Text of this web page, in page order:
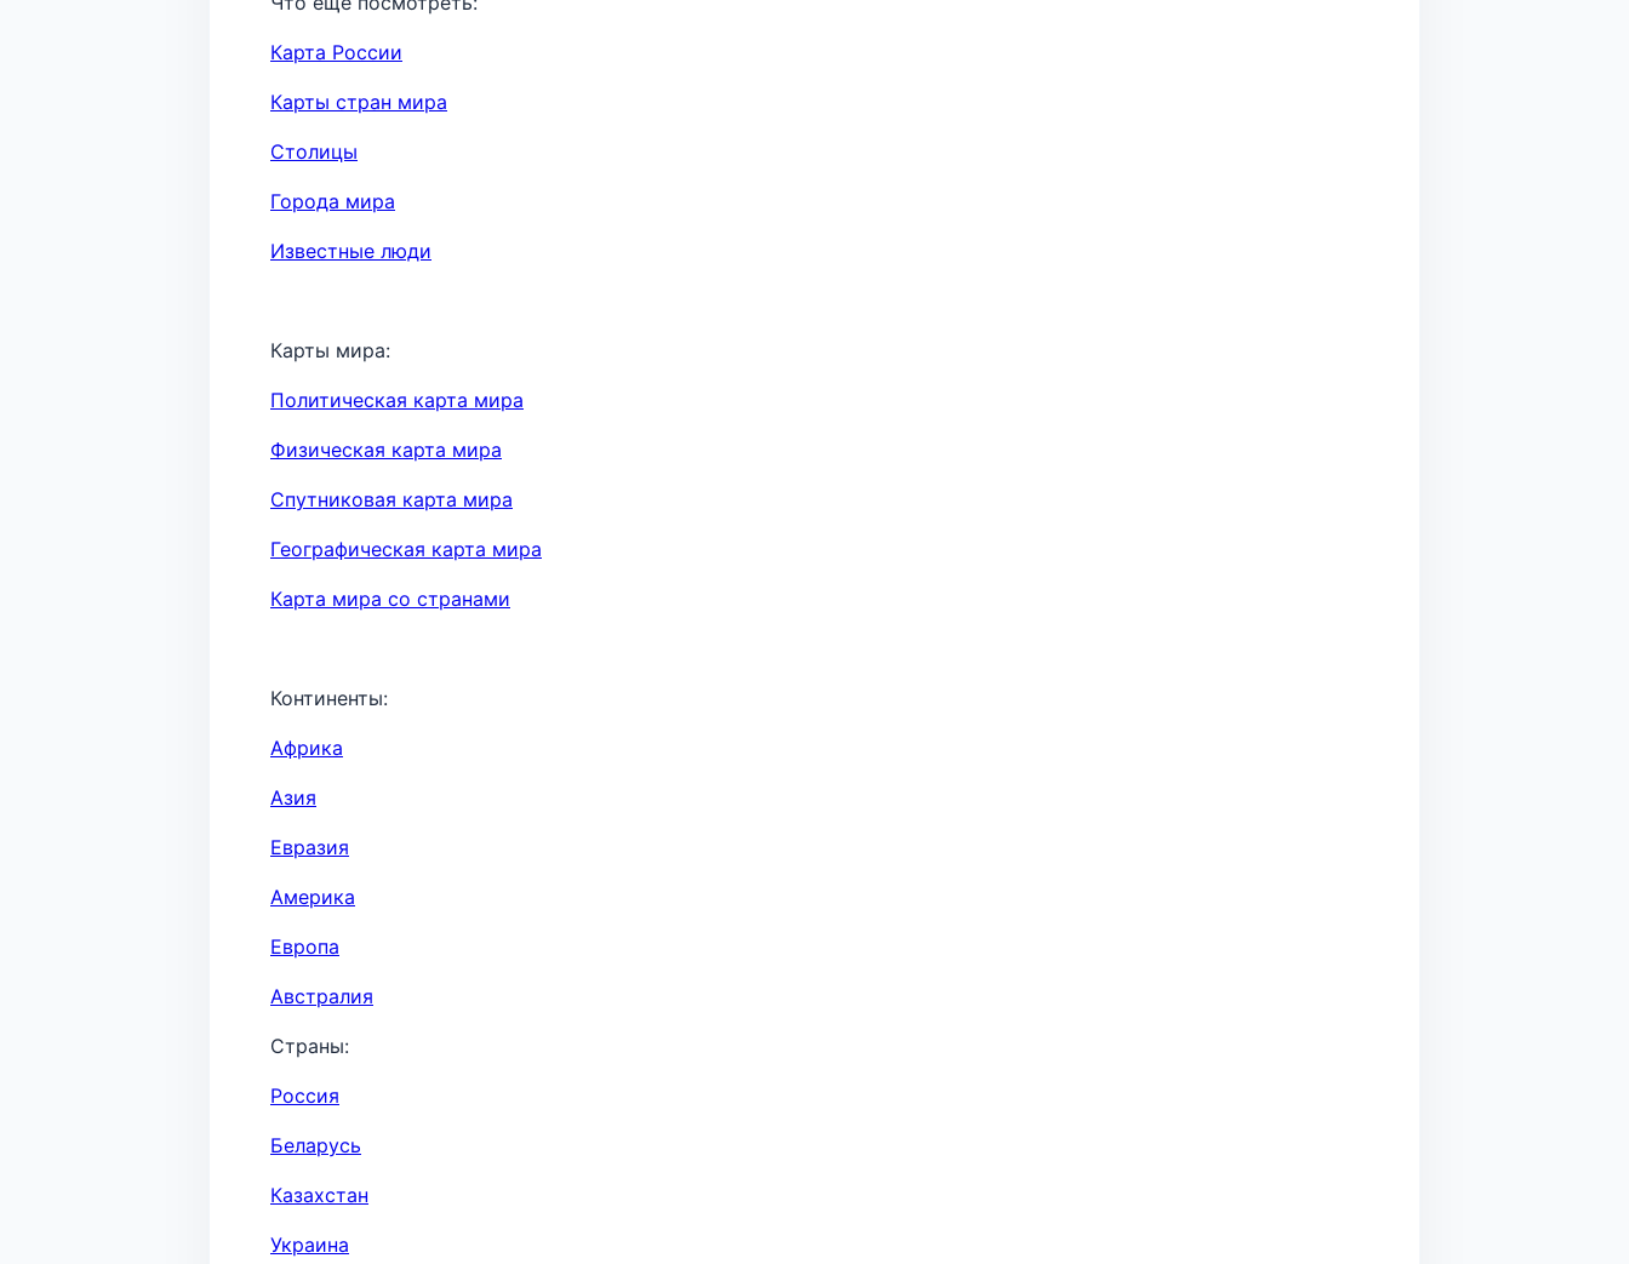
Карта России
Карты стран мира
Столицы
Города мира
Известные люди
Карты мира:
Политическая карта мира
Физическая карта мира
Спутниковая карта мира
Географическая карта мира
Карта мира со странами
Континенты:
Африка
Азия
Евразия
Америка
Европа
Австралия
Страны:
Россия
Беларусь
Казахстан
Украина